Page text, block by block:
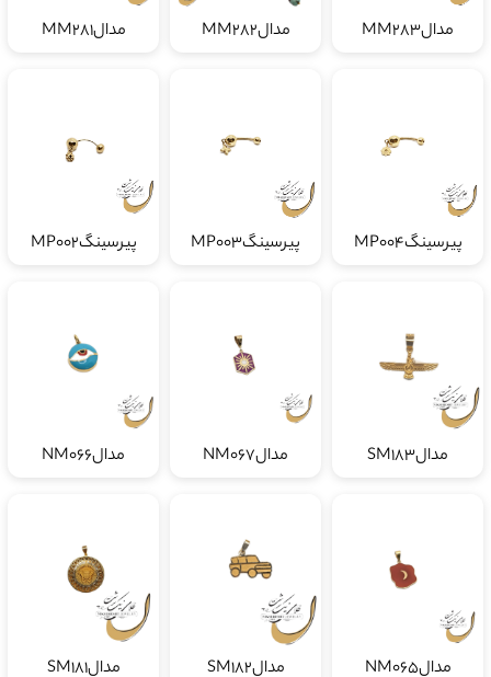
مدالMM283 مدالMM282 مدالMM281
پیرسینگMP004 پیرسینگMP003 پیرسینگMP002
مدالSM183 مدالNM067 مدالNM066
مدالNM065 مدالSM182 مدالSM181